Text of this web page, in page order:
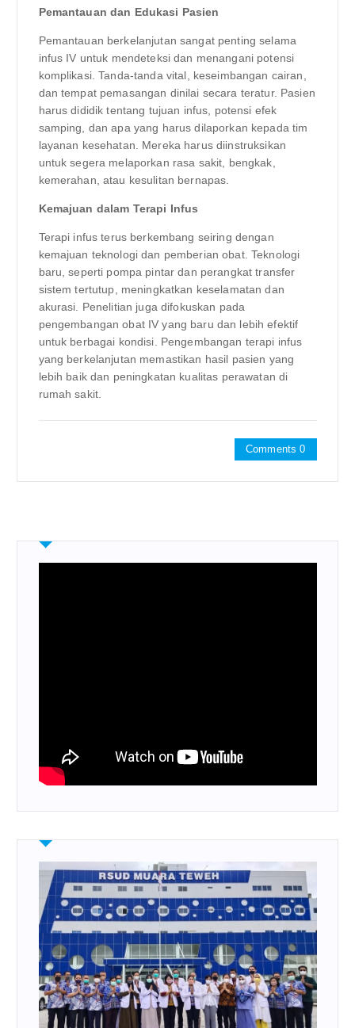
Pemantauan dan Edukasi Pasien
Pemantauan berkelanjutan sangat penting selama
infus IV untuk mendeteksi dan menangani potensi
komplikasi. Tanda-tanda vital, keseimbangan cairan,
dan tempat pemasangan dinilai secara teratur. Pasien
harus dididik tentang tujuan infus, potensi efek
samping, dan apa yang harus dilaporkan kepada tim
layanan kesehatan. Mereka harus diinstruksikan
untuk segera melaporkan rasa sakit, bengkak,
kemerahan, atau kesulitan bernapas.
Kemajuan dalam Terapi Infus
Terapi infus terus berkembang seiring dengan
kemajuan teknologi dan pemberian obat. Teknologi
baru, seperti pompa pintar dan perangkat transfer
sistem tertutup, meningkatkan keselamatan dan
akurasi. Penelitian juga difokuskan pada
pengembangan obat IV yang baru dan lebih efektif
untuk berbagai kondisi. Pengembangan terapi infus
yang berkelanjutan memastikan hasil pasien yang
lebih baik dan peningkatan kualitas perawatan di
rumah sakit.
Comments 0